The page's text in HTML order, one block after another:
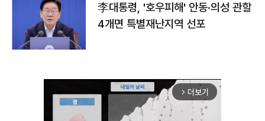
李대통령, '호우피해' 안동·의성 관할
4개면 특별재난지역 선포
arrow_forward_ios 더보기